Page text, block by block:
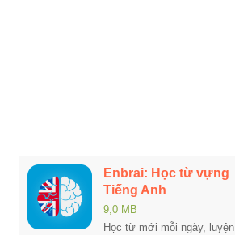
Enbrai: Học từ vựng
Tiếng Anh
9,0 MB
Học từ mới mỗi ngày, luyện